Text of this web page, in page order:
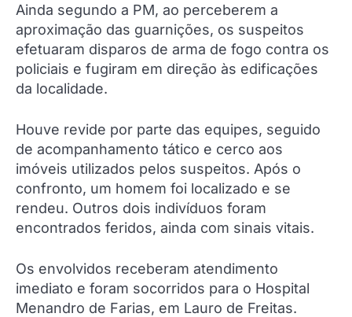
Ainda segundo a PM, ao perceberem a
aproximação das guarnições, os suspeitos
efetuaram disparos de arma de fogo contra os
policiais e fugiram em direção às edificações
da localidade.
Houve revide por parte das equipes, seguido
de acompanhamento tático e cerco aos
imóveis utilizados pelos suspeitos. Após o
confronto, um homem foi localizado e se
rendeu. Outros dois indivíduos foram
encontrados feridos, ainda com sinais vitais.
Os envolvidos receberam atendimento
imediato e foram socorridos para o Hospital
Menandro de Farias, em Lauro de Freitas.